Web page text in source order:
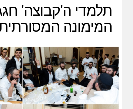
תלמדי ה'קבוצה'
המימונה